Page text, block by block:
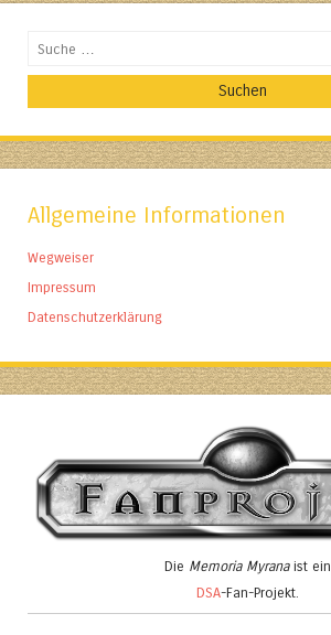
Suchen
Allgemeine Informationen
Wegweiser
Impressum
Datenschutzerklärung
Die Memoria Myranaist ein
DSA-Fan-Projekt.